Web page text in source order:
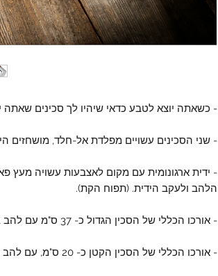
- כשאתה יוצא לטבע כדאי שיהיו לך סכינים שאתה
- שני הסכינים עשויים מפלדת אל-חלד, מושחזים
- ידית ארגונומית עם מקום לאצבעות עשויה מעץ
הלהב ולעקב הידית. (תפוח הקת).
- אורכו הכללי של הסכין הגדול כ- 37 ס"מ עם להב באורך כ- 24 ס"מ.
- אורכו הכללי של הסכין הקטן כ- 20 ס"מ, עם להב באורך כ- 10 ס"מ.